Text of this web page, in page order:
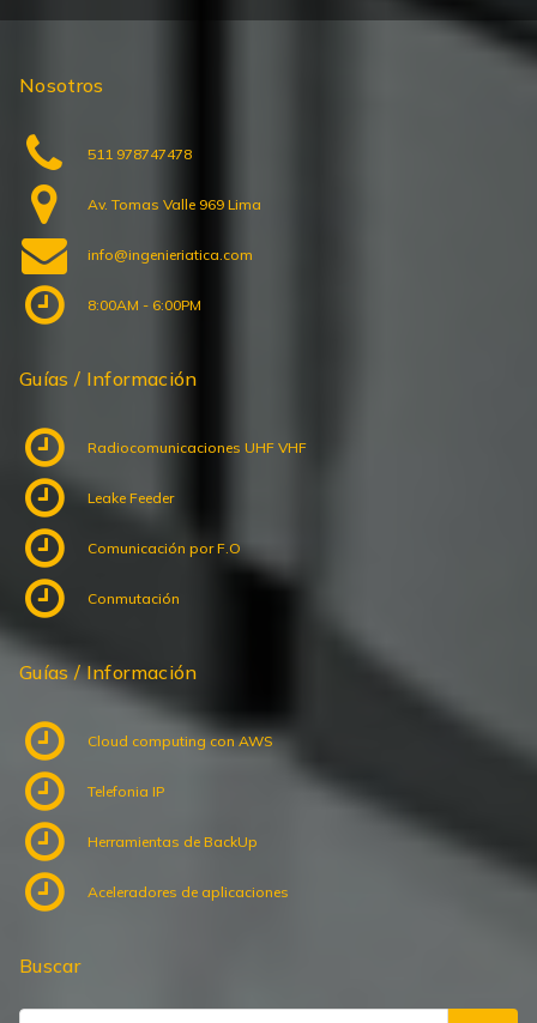
Guías / Información